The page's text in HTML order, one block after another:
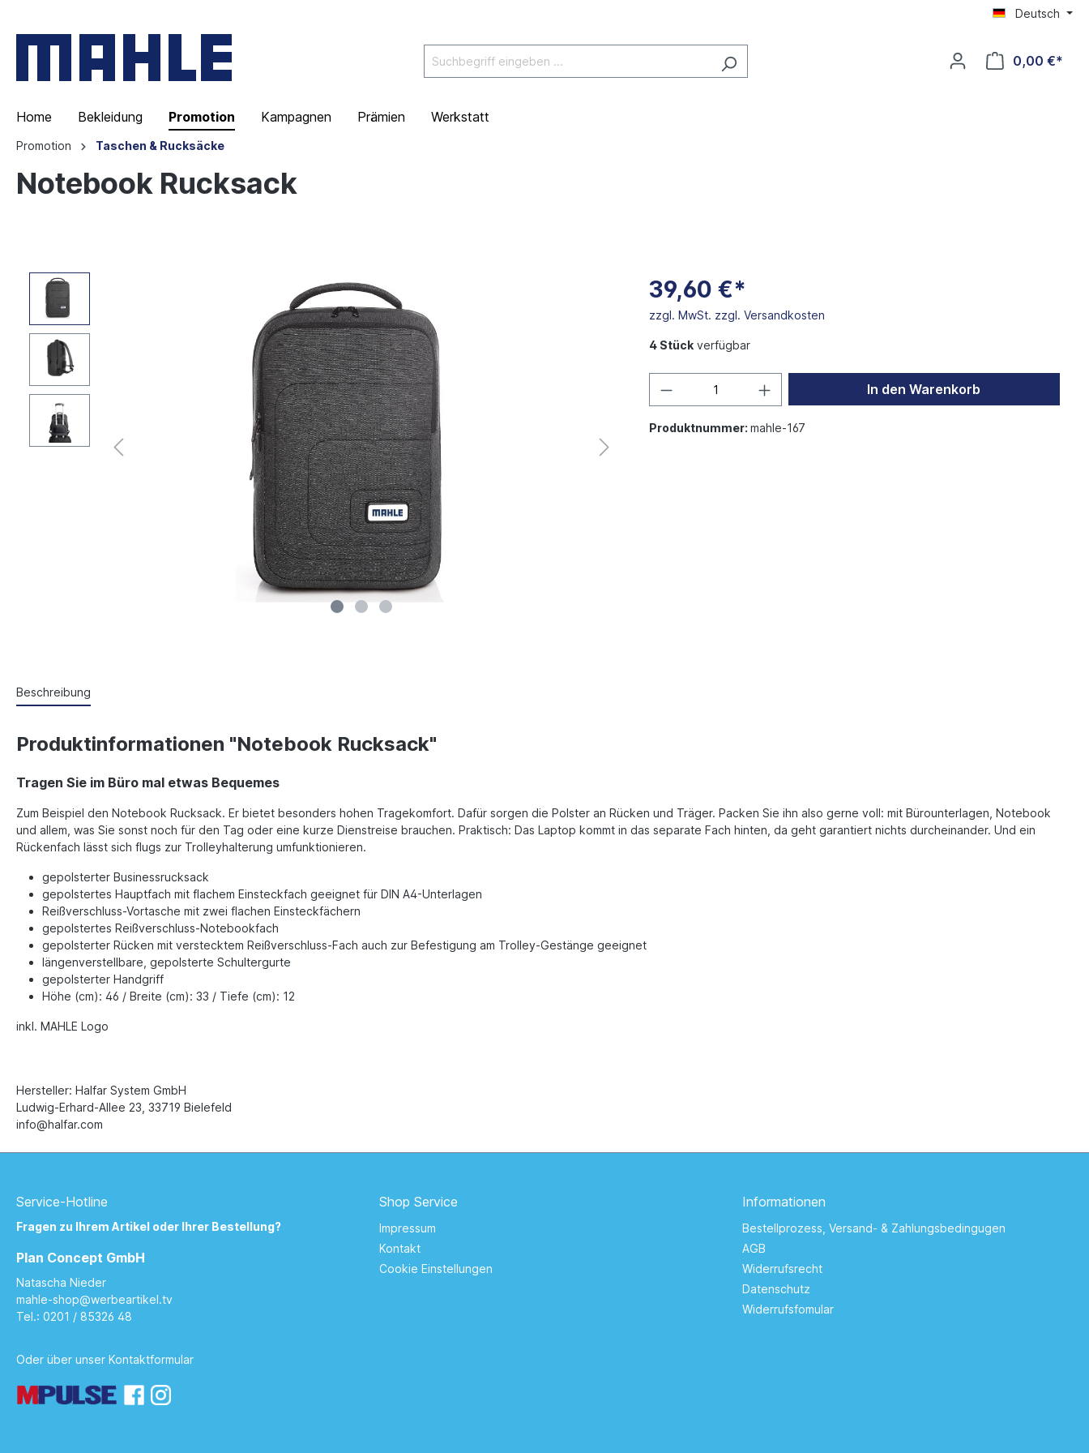
Deutsch
0,00 €*
Home Bekleidung Promotion Kampagnen Prämien Werkstatt
Promotion Taschen & Rucksäcke
Notebook Rucksack
39,60 €*
zzgl. MwSt. zzgl. Versandkosten
4 Stück verfügbar
In den Warenkorb
Produktnummer:mahle-167
Beschreibung
Produktinformationen "Notebook Rucksack"
Tragen Sie im Büro mal etwas Bequemes
Zum Beispiel den Notebook Rucksack. Er bietet besonders hohen Tragekomfort. Dafür sorgen die Polster an Rücken und Träger. Packen Sie ihn also gerne voll: mit Bürounterlagen, Notebook
und allem, was Sie sonst noch für den Tag oder eine kurze Dienstreise brauchen. Praktisch: Das Laptop kommt in das separate Fach hinten, da geht garantiert nichts durcheinander. Und ein
Rückenfach lässt sich flugs zur Trolleyhalterung umfunktionieren.
gepolsterter Businessrucksack
gepolstertes Hauptfach mit flachem Einsteckfach geeignet für DIN A4-Unterlagen
Reißverschluss-Vortasche mit zwei flachen Einsteckfächern
gepolstertes Reißverschluss-Notebookfach
gepolsterter Rücken mit verstecktem Reißverschluss-Fach auch zur Befestigung am Trolley-Gestänge geeignet
längenverstellbare, gepolsterte Schultergurte
gepolsterter Handgriff
Höhe (cm): 46 / Breite (cm): 33 / Tiefe (cm): 12
inkl. MAHLE Logo
Hersteller: Halfar System GmbH
Ludwig-Erhard-Allee 23, 33719 Bielefeld
info@halfar.com
Service-Hotline
Fragen zu Ihrem Artikel oder Ihrer Bestellung?
Plan Concept GmbH
Natascha Nieder
mahle-shop@werbeartikel.tv
Tel.: 0201 / 85326 48
Oder über unser Kontaktformular
Shop Service
Impressum
Kontakt
Cookie Einstellungen
Informationen
Bestellprozess, Versand- & Zahlungsbedingugen
AGB
Widerrufsrecht
Datenschutz
Widerrufsfomular